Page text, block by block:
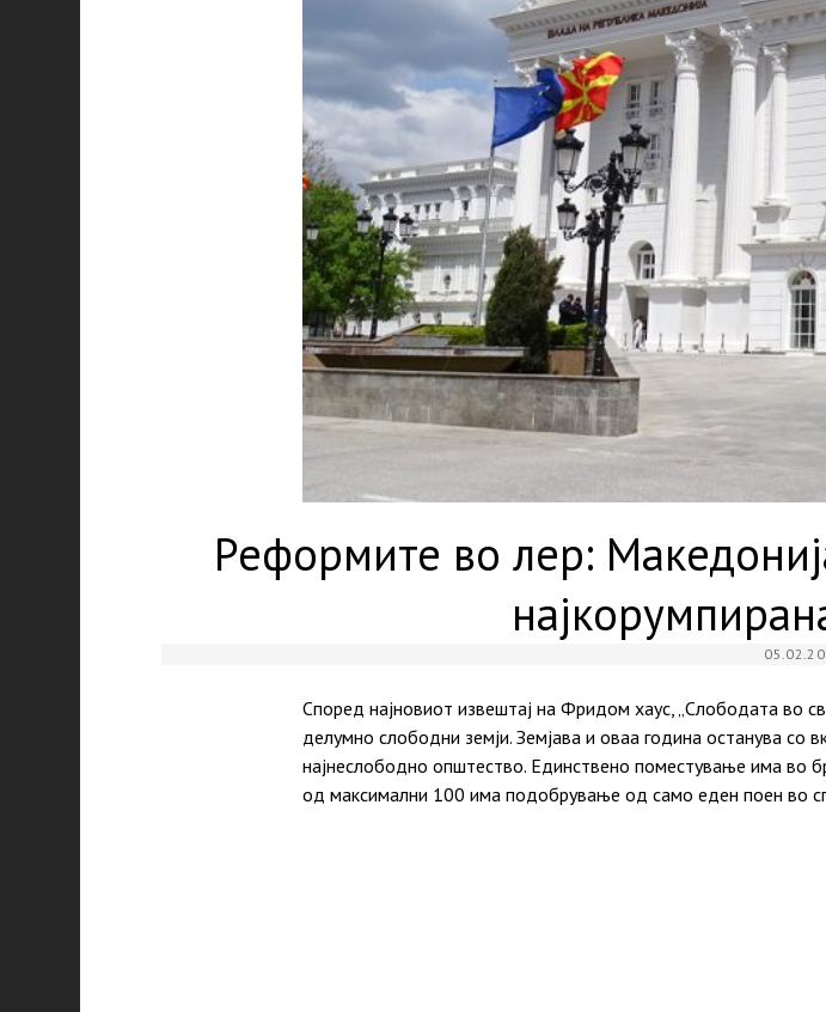
Реформите во лер:
Според најновиот извештај на Фридом хаус, „Слободата во
делумно слободни земји. Земјава и оваа година останува со
најнеслободно општество. Единствено поместување има во
од максимални 100 има подобрување од само еден поен во